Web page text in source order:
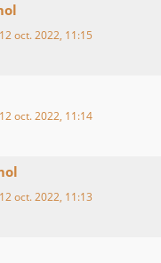
12 oct. 2022, 11:15
12 oct. 2022, 11:14
12 oct. 2022, 11:13